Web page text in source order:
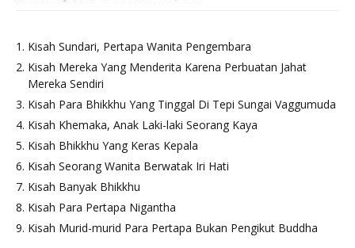
Kisah Sundari, Pertapa Wanita Pengembara
Kisah Mereka Yang Menderita Karena Perbuatan Jahat
Mereka Sendiri
Kisah Para Bhikkhu Yang Tinggal Di Tepi Sungai Vaggumuda
Kisah Khemaka, Anak Laki-laki Seorang Kaya
Kisah Bhikkhu Yang Keras Kepala
Kisah Seorang Wanita Berwatak Iri Hati
Kisah Banyak Bhikkhu
Kisah Para Pertapa Nigantha
Kisah Murid-murid Para Pertapa Bukan Pengikut Buddha